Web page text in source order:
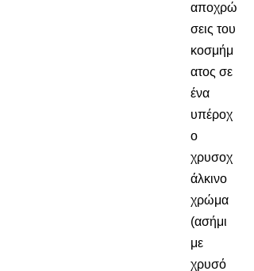
αποχρώ
σεις του
κοσμήμ
ατος σε
ένα
υπέροχ
ο
χρυσοχ
άλκινο
χρώμα
(ασήμι
με
χρυσό